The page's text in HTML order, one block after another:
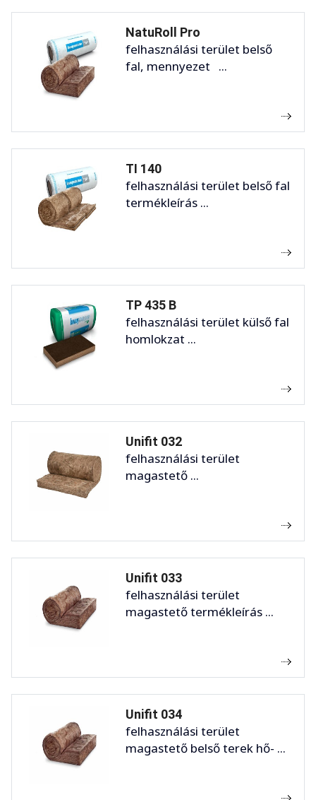
NatuRoll Pro
felhasználási terület belső
fal, mennyezet ...
TI 140
felhasználási terület belső fal
termékleírás ...
TP 435 B
felhasználási terület külső fal
homlokzat ...
Unifit 032
felhasználási terület
magastető ...
Unifit 033
felhasználási terület
magastető termékleírás ...
Unifit 034
felhasználási terület
magastető belső terek hő- ...